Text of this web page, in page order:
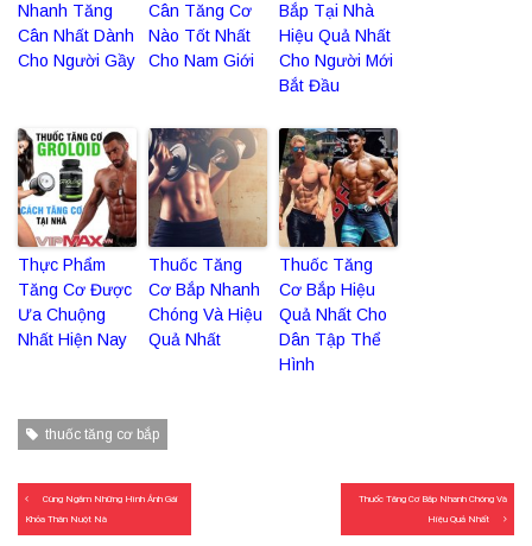
Nhanh Tăng
Cân Nhất Dành
Cho Người Gầy
Cân Tăng Cơ
Nào Tốt Nhất
Cho Nam Giới
Bắp Tại Nhà
Hiệu Quả Nhất
Cho Người Mới
Bắt Đầu
Thực Phẩm
Tăng Cơ Được
Ưa Chuộng
Nhất Hiện Nay
Thuốc Tăng
Cơ Bắp Nhanh
Chóng Và Hiệu
Quả Nhất
Thuốc Tăng
Cơ Bắp Hiệu
Quả Nhất Cho
Dân Tập Thể
Hình
thuốc tăng cơ bắp
Điều
hướng
Cùng Ngắm Những Hình Ảnh Gái
Khỏa Thân Nuột Nà
Thuốc Tăng Cơ Bắp Nhanh Chóng Và
Hiệu Quả Nhất